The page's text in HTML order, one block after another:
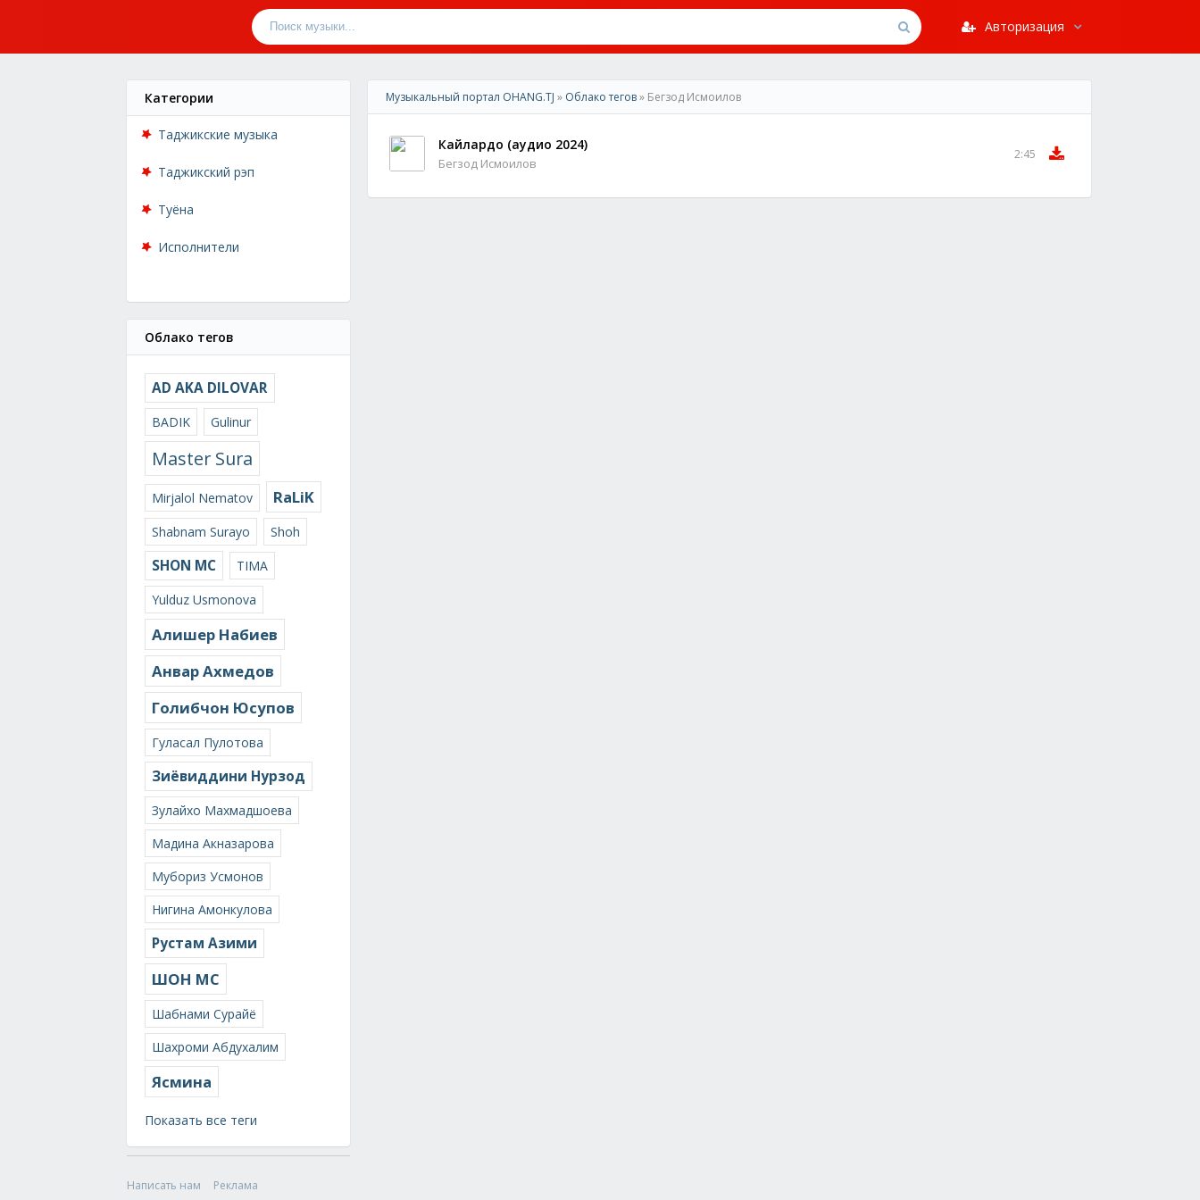
Авторизация
Категории
Таджикские музыка
Таджикский рэп
Туёна
Исполнители
Облако тегов
AD AKA DILOVAR
BADIK Gulinur
Master Sura
Mirjalol Nematov RaLiK
Shabnam Surayo Shoh
SHON MC
TIMA
Yulduz Usmonova
Алишер Набиев
Анвар Ахмедов
Голибчон Юсупов
Гуласал Пулотова
Зиёвиддини Нурзод
Зулайхо Махмадшоева
Мадина Акназарова
Мубориз Усмонов
Нигина Амонкулова
Рустам Азими
ШОН МС
Шабнами Сурайё
Шахроми Абдухалим
Ясмина
Показать все теги
Написать нам
Реклама
Музыкальный портал OHANG.TJ » Облако тегов» Бегзод Исмоилов
Кайлардо (аудио 2024)
Бегзод Исмоилов
2:45